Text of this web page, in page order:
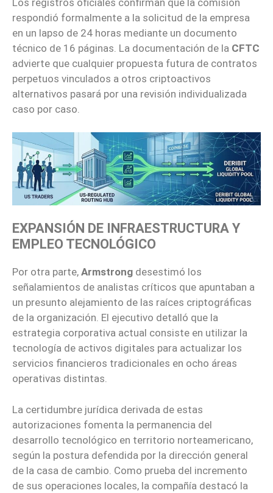
respondió formalmente a la solicitud de la empresa
en un lapso de 24 horas mediante un documento
técnico de 16 páginas. La documentación de la CFTC
advierte que cualquier propuesta futura de contratos
perpetuos vinculados a otros criptoactivos
alternativos pasará por una revisión individualizada
caso por caso.
EXPANSIÓN DE INFRAESTRUCTURA Y
EMPLEO TECNOLÓGICO
Por otra parte, Armstrong desestimó los
señalamientos de analistas críticos que apuntaban a
un presunto alejamiento de las raíces criptográficas
de la organización. El ejecutivo detalló que la
estrategia corporativa actual consiste en utilizar la
tecnología de activos digitales para actualizar los
servicios financieros tradicionales en ocho áreas
operativas distintas.
La certidumbre jurídica derivada de estas
autorizaciones fomenta la permanencia del
desarrollo tecnológico en territorio norteamericano,
según la postura defendida por la dirección general
de la casa de cambio. Como prueba del incremento
de sus operaciones locales, la compañía destacó la